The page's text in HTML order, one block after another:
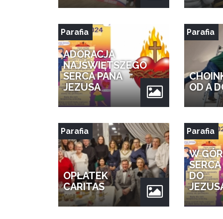
ADORACJA
NAJŚWIĘTSZEGO
SERCA PANA
JEZUSA
Parafia
OD A
Parafia
OPŁATEK
CARITAS
Parafia
W
SERCA
DO
Parafia